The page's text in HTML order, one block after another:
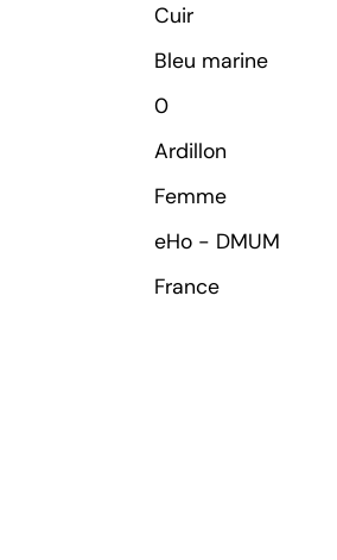
Cuir
Bleu marine
0
Ardillon
Femme
eHo - DMUM
France